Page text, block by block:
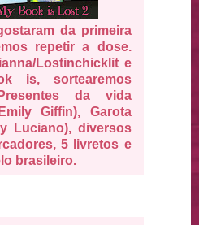
da primeira
repetir a dose.
Lostinchicklit e
is, sortearemos
da vida
Giffin), Garota
Luciano), diversos
5 livretos e
brasileiro.